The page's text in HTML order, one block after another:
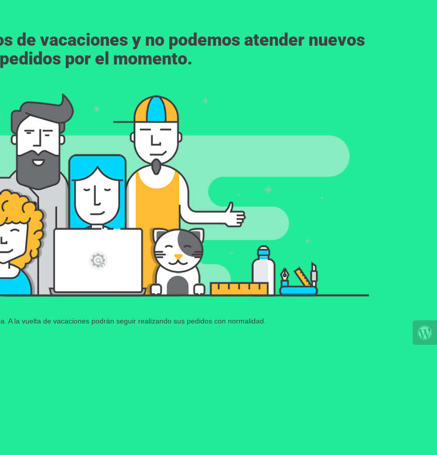
de vacaciones y no podemos atender nuevos
pedidos por el momento.
A la vuelta de vacaciones podrán seguir realizando sus pedidos con normalidad.